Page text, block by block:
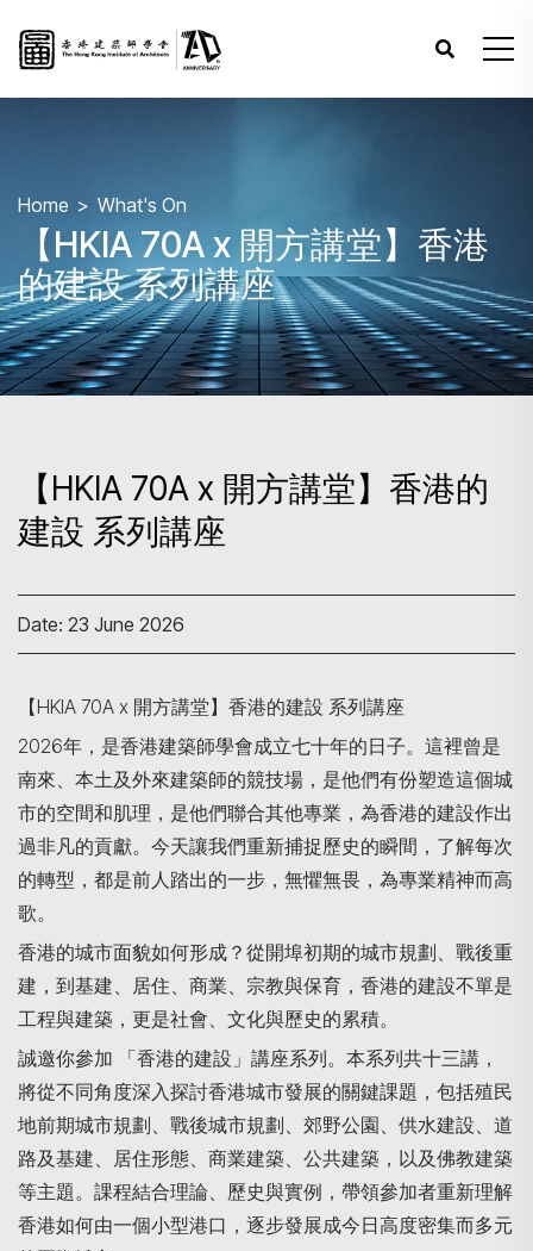
Home What's On
【HKIA 70A x 開方講堂】香港
的建設 系列講座
【HKIA 70A x 開方講堂】香港的
建設 系列講座
Date: 23 June 2026
【HKIA 70A x 開方講堂】香港的建設 系列講座
2026年，是香港建築師學會成立七十年的日子。這裡曾是
南來、本土及外來建築師的競技場，是他們有份塑造這個城
市的空間和肌理，是他們聯合其他專業，為香港的建設作出
過非凡的貢獻。今天讓我們重新捕捉歷史的瞬間，了解每次
的轉型，都是前人踏出的一步，無懼無畏，為專業精神而高
歌。
香港的城市面貌如何形成？從開埠初期的城市規劃、戰後重
建，到基建、居住、商業、宗教與保育，香港的建設不單是
工程與建築，更是社會、文化與歷史的累積。
誠邀你參加 「香港的建設」講座系列。本系列共十三講，
將從不同角度深入探討香港城市發展的關鍵課題，包括殖民
地前期城市規劃、戰後城市規劃、郊野公園、供水建設、道
路及基建、居住形態、商業建築、公共建築，以及佛教建築
等主題。課程結合理論、歷史與實例，帶領參加者重新理解
香港如何由一個小型港口，逐步發展成今日高度密集而多元